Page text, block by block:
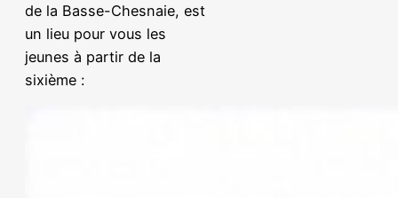
de la Basse-Chesnaie, est
un lieu pour vous les
jeunes à partir de la
sixième :